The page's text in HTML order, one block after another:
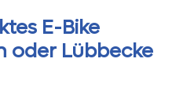
E-Bike
oder Lübbecke